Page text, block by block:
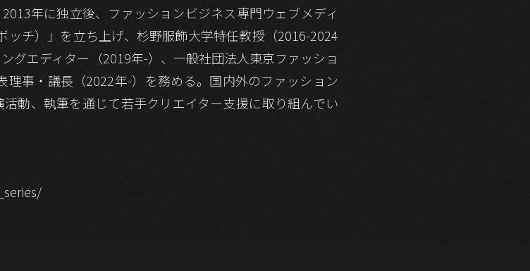
年に独立後、ファッションビジネス専門ウェブメディ
チ）」を立ち上げ、杉野服飾大学特任教授（2016-2024
グエディター（2019年-）、一般社団法人東京ファッショ
理事・議長（2022年-）を務める。国内外のファッション
動、執筆を通じて若手クリエイター支援に取り組んでい